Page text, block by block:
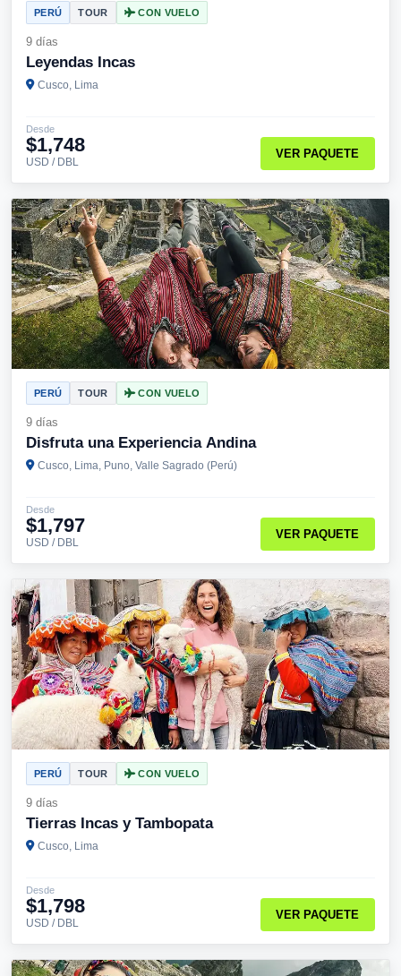
PERÚ TOUR CON VUELO
9 días
Leyendas Incas
Cusco, Lima
Desde
$1,748
USD / DBL
VER PAQUETE
PERÚ TOUR CON VUELO
9 días
Disfruta una Experiencia Andina
Cusco, Lima, Puno, Valle Sagrado (Perú)
Desde
$1,797
USD / DBL
VER PAQUETE
PERÚ TOUR CON VUELO
9 días
Tierras Incas y Tambopata
Cusco, Lima
Desde
$1,798
USD / DBL
VER PAQUETE